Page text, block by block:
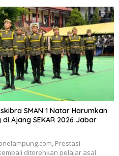
SMAN 1 Natar Harumkan
Ajang SEKAR 2026 Jabar
Prestasi
ditorehkan pelajar asal